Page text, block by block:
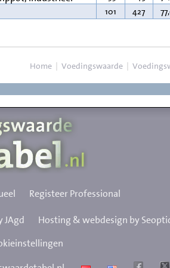
101 427
Home | Voedingswaarde |
Registeer Professional
JAgd Hosting & webdesign by